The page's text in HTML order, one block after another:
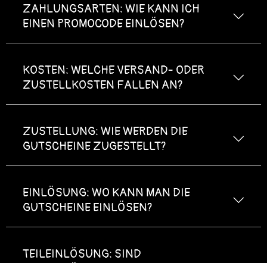
ZAHLUNGSARTEN: WIE KANN ICH
EINEN PROMOCODE EINLÖSEN?
Als Abonnent des E-Mail-Newsletters informieren
wir Dich regelmäßig über unsere exklusiven
Angebote.
"Wertgutscheine" aus.
Wähle ein Gutscheinmotiv und den
Auf "Hier bestellen" klicken.
Gebe im Warenkorb den Promocode ein,
klicke auf „Einlösen“ und führe den
Zahlungsvorgang aus.
KOSTEN: WELCHE VERSAND- ODER
ZUSTELLKOSTEN FALLEN AN?
ZUSTELLUNG: WIE WERDEN DIE
GUTSCHEINE ZUGESTELLT?
EINLÖSUNG: WO KANN MAN DIE
GUTSCHEINE EINLÖSEN?
TEILEINLÖSUNG: SIND